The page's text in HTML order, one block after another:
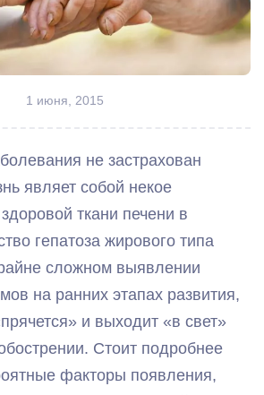
1 июня, 2015
не застрахован
являет собой некое
ткани печени в
гепатоза жирового типа
сложном выявлении
на ранних этапах развития,
и выходит «в свет»
Стоит подробнее
факторы появления,